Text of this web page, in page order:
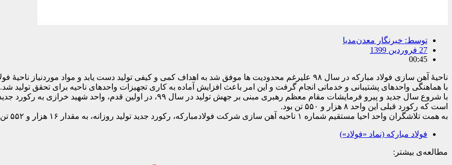
توسط: خبرنگار معدن‌مدیا
27 فروردین 1399
00:45
با هماهنگی واحدهای پشتیبانی و خدماتی انجام گرفت و این امر باعث افزایش آماده به کاری تجهیزات واحدهای ناحیه برای تحقق تولید شد.
است که رکورد قبلی این واحد ۸ هزار و ۵۵۰ تن بود.
به همت تلاشگران واحد احیا مستقیم شماره ۱ ناحیه آهن سازی شرکت فولادمبارکه، رکورد جدید تولید روزانه، به مقدار ۱۶ هزار و ۵۵۲ تن به ثبت رسید.
فولاد مبارکه (نماد «فولاد»)
مطالعه‌ی بیشتر: